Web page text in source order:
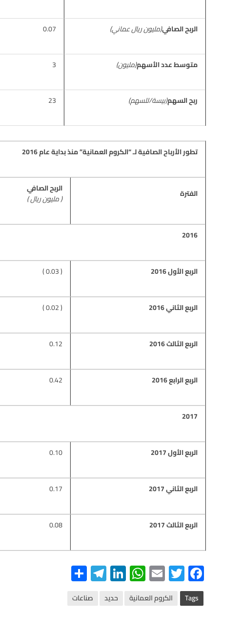
الربح الصافي(مليون ريال عماني) 0.07
متوسط عدد الأسهم(مليون) 3
ربح السهم(بيسة/للسهم) 23
تطور الأرباح الصافية لـ “الكروم العمانية” منذ بداية عام 2016
الفترة
الربح الصافي
( مليون ريال )
2016
الربع الأول 2016 ( 0.03 )
الربع الثاني 2016 ( 0.02 )
الربع الثالث 2016 0.12
الربع الرابع 2016 0.42
2017
الربع الأول 2017 0.10
الربع الثاني 2017 0.17
الربع الثالث 2017 0.08
F
ac
e
T
wi
tt
E
m
ail
W
h
at
Li
n
ke
Te
le
gr
S
h Tags الكروم العمانية حديد صناعات